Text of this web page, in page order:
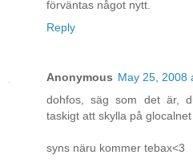
förväntas något nytt.
Reply
Anonymous May 25, 2008
dohfos, säg som det är,
taskigt att skylla på glocalnet
syns näru kommer tebax<3